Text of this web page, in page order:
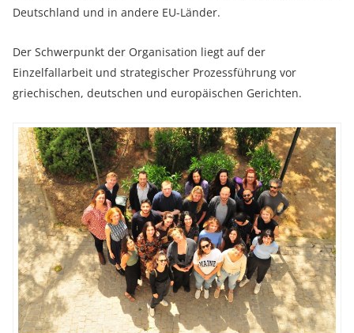
Deutschland und in andere EU-Länder.
Der Schwerpunkt der Organisation liegt auf der
Einzelfallarbeit und strategischer Prozessführung vor
griechischen, deutschen und europäischen Gerichten.